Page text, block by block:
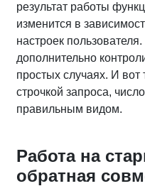
результат работы
изменится в
настроек
дополнительно
простых случаях. И вот
строчкой запроса,
правильным видом.
Работа на
обратная